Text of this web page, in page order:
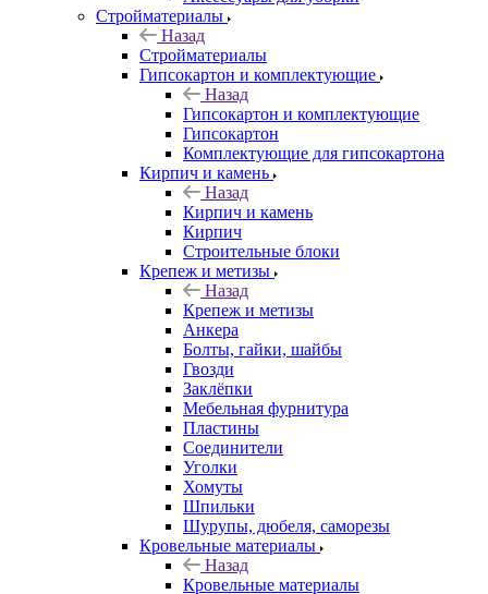
Стройматериалы
Назад
Стройматериалы
Гипсокартон и комплектующие
Назад
Гипсокартон и комплектующие
Гипсокартон
Комплектующие для гипсокартона
Кирпич и камень
Назад
Кирпич и камень
Кирпич
Строительные блоки
Крепеж и метизы
Назад
Крепеж и метизы
Анкера
Болты, гайки, шайбы
Гвозди
Заклёпки
Мебельная фурнитура
Пластины
Соединители
Уголки
Хомуты
Шпильки
Шурупы, дюбеля, саморезы
Кровельные материалы
Назад
Кровельные материалы